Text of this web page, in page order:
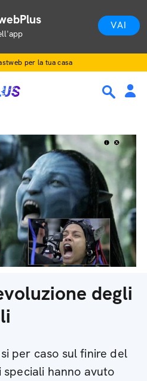
VAI
per la tua casa
degli
per caso sul finire del
hanno avuto